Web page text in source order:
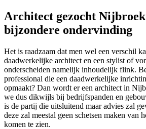
Architect gezocht Nijbroek
bijzondere ondervinding
Het is raadzaam dat men wel een verschil
daadwerkelijke architect en een stylist of
onderscheiden namelijk inhoudelijk flink.
professional die een daadwerkelijke
opmaakt? Dan wordt er een architect in
we dus dikwijls bij bedrijfspanden en
is de partij die uitsluitend maar advies zal
deze zal meestal geen schetsen maken van
komen te zien.